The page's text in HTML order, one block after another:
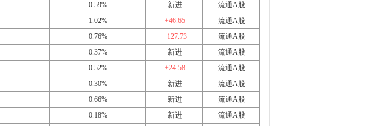
0.59% 新进
流通A股
1.02% +46.65
流通A股
0.76% +127.73
流通A股
0.37% 新进
流通A股
0.52% +24.58
流通A股
0.30% 新进
流通A股
0.66% 新进
流通A股
0.18% 新进
流通A股